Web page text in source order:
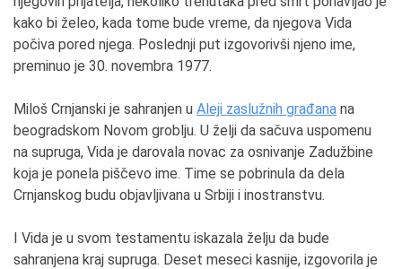
kako bi želeo, kada tome bude vreme, da njegova Vida
počiva pored njega. Poslednji put izgovorivši njeno ime,
preminuo je 30. novembra 1977.
Miloš Crnjanski je sahranjen u Aleji zaslužnih građana na
beogradskom Novom groblju. U želji da sačuva uspomenu
na supruga, Vida je darovala novac za osnivanje Zadužbine
koja je ponela piščevo ime. Time se pobrinula da dela
Crnjanskog budu objavljivana u Srbiji i inostranstvu.
I Vida je u svom testamentu iskazala želju da bude
sahranjena kraj supruga. Deset meseci kasnije, izgovorila je